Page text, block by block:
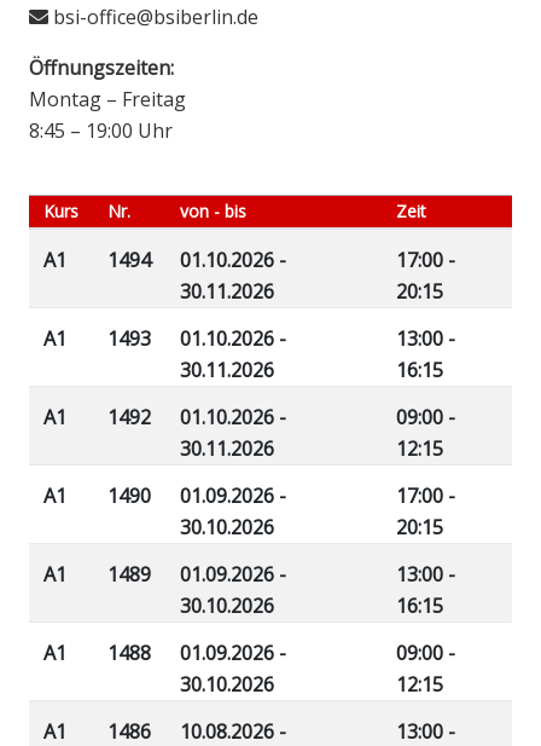
bsi-office@bsiberlin.de
Öffnungszeiten:
Montag – Freitag
8:45 – 19:00 Uhr
Kurs Nr. von - bis Zeit
A1 1494
01.10.2026 -
30.11.2026
17:00 -
20:15
A1
1493
01.10.2026 -
30.11.2026
13:00 -
16:15
A1
1492
01.10.2026 -
30.11.2026
09:00 -
12:15
A1
1490
01.09.2026 -
30.10.2026
17:00 -
20:15
A1
1489
01.09.2026 -
30.10.2026
13:00 -
16:15
A1
1488
01.09.2026 -
30.10.2026
09:00 -
12:15
A1
1486
10.08.2026 -
13:00 -